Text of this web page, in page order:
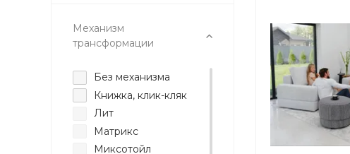
Механизм
трансформации
Без механизма
Книжка, клик-кляк
Лит
Матрикс
Миксотойл